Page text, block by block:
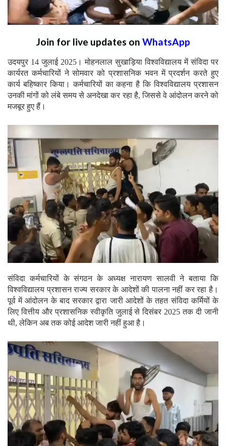
Join for live updates on WhatsApp
उदयपुर 14 जुलाई 2025। मोहनलाल सुखाड़िया विश्वविद्यालय में संविदा पर
कार्यरत कर्मचारियों ने सोमवार को प्रशासनिक भवन में प्रदर्शन करते हुए
कार्य बहिष्कार किया। कर्मचारियों का कहना है कि विश्वविद्यालय प्रशासन
उनकी मांगों को लंबे समय से अनदेखा कर रहा है, जिससे वे आंदोलन करने को
मजबूर हुए हैं।
संविदा कर्मचारियों के संगठन के अध्यक्ष नारायण सालवी ने बताया कि
विश्वविद्यालय प्रशासन राज्य सरकार के आदेशों की पालना नहीं कर रहा है।
पूर्व में आंदोलन के बाद सरकार द्वारा जारी आदेशों के तहत संविदा कर्मियों के
लिए वित्तीय और प्रशासनिक स्वीकृति जुलाई से दिसंबर 2025 तक दी जानी
थी, लेकिन अब तक कोई आदेश जारी नहीं हुआ है।